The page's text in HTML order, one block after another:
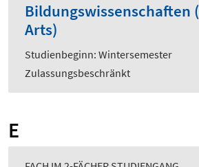
Bildungswissenschaften
Arts)
Studienbeginn: Wintersemester
Zulassungsbeschränkt
E